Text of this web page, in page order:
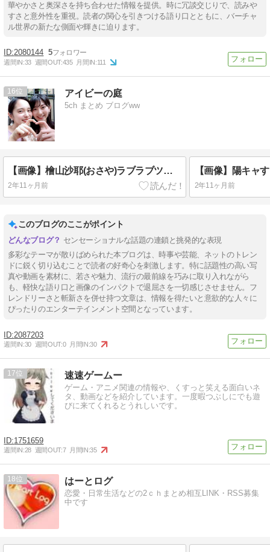
華やかさと奥深さを持ち合わせた情報を提供。時に冗談交じりで、読みや
すさと意外性を重視。読者の関心を引きつける語り口とともに、バーチャ
ル世界の新たな側面や輝きに迫ります。
2080144 5
週間IN:33 週間OUT:435 月間IN:111
16 アイビーの庭
5ch まとめ ブログww
【画像】檜山沙耶(おさや)ラブラブツーショット写真公開で大荒れ
2年11ヶ月前 2年11ヶ月前
このブログのここがポイント
センセーショナルな話題の連鎖と挑発的な表現
多彩なテーマが散りばめられた本ブログは、時事や芸能、ネットのトレン
ドに鋭く切り込むことで読者の好奇心を刺激します。特に話題性の高い写
真や動画を素材に、若さや魅力、流行の最前線を巧みに取り入れながら
も、軽快な語り口と画像のインパクトで退屈さを一切感じさせません。フ
レンドリーさと斬新さを併せ持つ文章は、情報を得たいと意欲的な人々に
ぴったりのエンターテインメント空間となっています。
2087203
週間IN:30 週間OUT:0 月間IN:30
17 速速ゲームー
ゲーム・アニメ関連の情報や、くすっと笑える面白いネ
タ、動画などを紹介しています。一度暇つぶしにでも遊
びに来てくれるとうれしいです。
1751659
週間IN:28 週間OUT:7 月間IN:35
18 はーとログ
恋愛・日常生活などの2ｃｈまとめ相互LINK・RSS募集
中です